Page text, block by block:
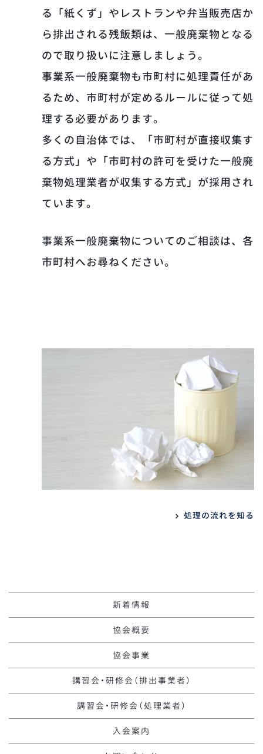
る「紙くず」やレストランや弁当販売店か
ら排出される残飯類は、一般廃棄物となる
ので取り扱いに注意しましょう。
事業系一般廃棄物も市町村に処理責任があ
るため、市町村が定めるルールに従って処
理する必要があります。
多くの自治体では、「市町村が直接収集す
る方式」や「市町村の許可を受けた一般廃
棄物処理業者が収集する方式」が採用され
ています。
事業系一般廃棄物についてのご相談は、各
市町村へお尋ねください。
処理の流れを知る
新着情報
協会概要
協会事業
講習会・研修会（排出事業者）
講習会・研修会（処理業者）
入会案内